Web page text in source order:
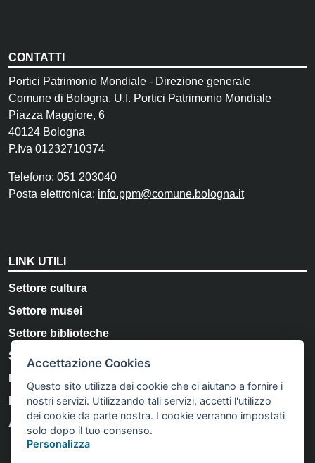
CONTATTI
Portici Patrimonio Mondiale - Direzione generale
Comune di Bologna, U.I. Portici Patrimonio Mondiale
Piazza Maggiore, 6
40124 Bologna
P.Iva 01232710374
Telefono: 051 203040
Posta elettronica: info.ppm@comune.bologna.it
LINK UTILI
Settore cultura
Settore musei
Settore biblioteche
Storia e Memoria di Bologna
Bologna Welcome
Privacy Policy
Accessibilità
Accettazione Cookies
Questo sito utilizza dei cookie che ci aiutano a fornire i
nostri servizi. Utilizzando tali servizi, accetti l'utilizzo
dei cookie da parte nostra. I cookie verranno impostati
solo dopo il tuo consenso.
Personalizza